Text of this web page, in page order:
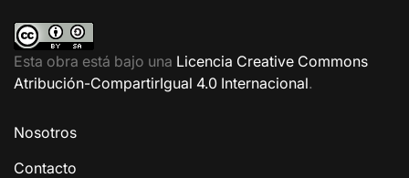
Esta obra está bajo una Licencia Creative Commons
Atribución-CompartirIgual 4.0 Internacional.
Nosotros
Contacto